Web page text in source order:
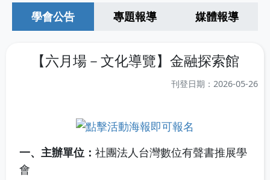
學會公告 專題報導 媒體報導
【六月場－文化導覽】金融探索館
刊登日期：2026-05-26
一、主辦單位： 社團法人台灣數位有聲書推展學
會